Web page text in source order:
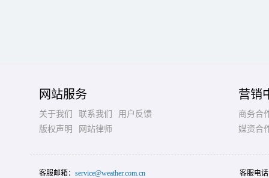
网站服务
关于我们 联系我们
用户反馈
版权声明
网站律师
营销
商务合
媒资合
客服邮箱： service@weather.com.cn 客服电